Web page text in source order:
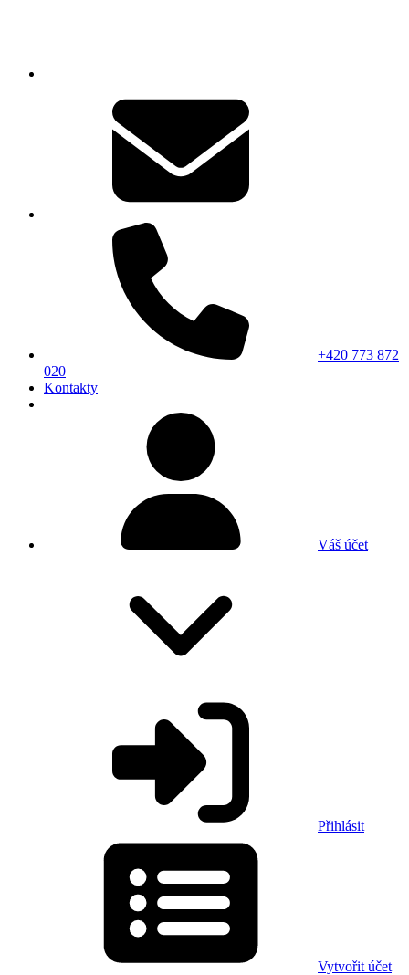
+420 773 872
020
Kontakty
Váš účet
Přihlásit
Vytvořit účet